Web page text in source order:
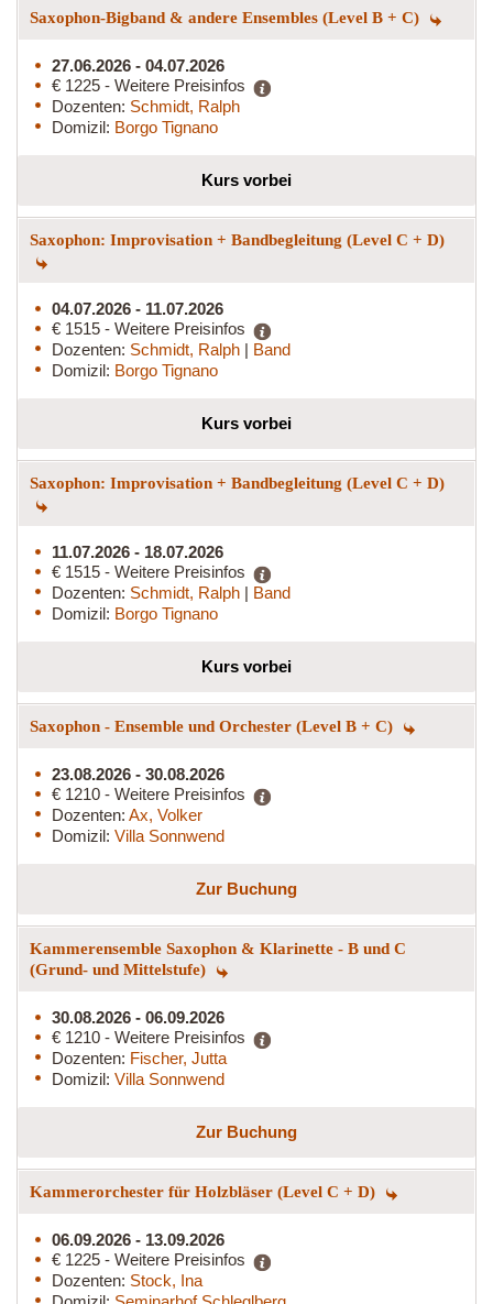
Saxophon-Bigband & andere Ensembles (Level B + C)
27.06.2026 - 04.07.2026
€ 1225 - Weitere Preisinfos
Dozenten: Schmidt, Ralph
Domizil: Borgo Tignano
Kurs vorbei
Saxophon: Improvisation + Bandbegleitung (Level C + D)
04.07.2026 - 11.07.2026
€ 1515 - Weitere Preisinfos
Dozenten: Schmidt, Ralph | Band
Domizil: Borgo Tignano
Kurs vorbei
Saxophon: Improvisation + Bandbegleitung (Level C + D)
11.07.2026 - 18.07.2026
€ 1515 - Weitere Preisinfos
Dozenten: Schmidt, Ralph | Band
Domizil: Borgo Tignano
Kurs vorbei
Saxophon - Ensemble und Orchester (Level B + C)
23.08.2026 - 30.08.2026
€ 1210 - Weitere Preisinfos
Dozenten: Ax, Volker
Domizil: Villa Sonnwend
Zur Buchung
Kammerensemble Saxophon & Klarinette - B und C
(Grund- und Mittelstufe)
30.08.2026 - 06.09.2026
€ 1210 - Weitere Preisinfos
Dozenten: Fischer, Jutta
Domizil: Villa Sonnwend
Zur Buchung
Kammerorchester für Holzbläser (Level C + D)
06.09.2026 - 13.09.2026
€ 1225 - Weitere Preisinfos
Dozenten: Stock, Ina